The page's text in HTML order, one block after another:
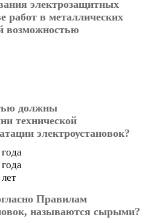
электрозащитных
работ в металлических
возможностью
должны
технической
электроустановок?
Правилам
называются сырыми?